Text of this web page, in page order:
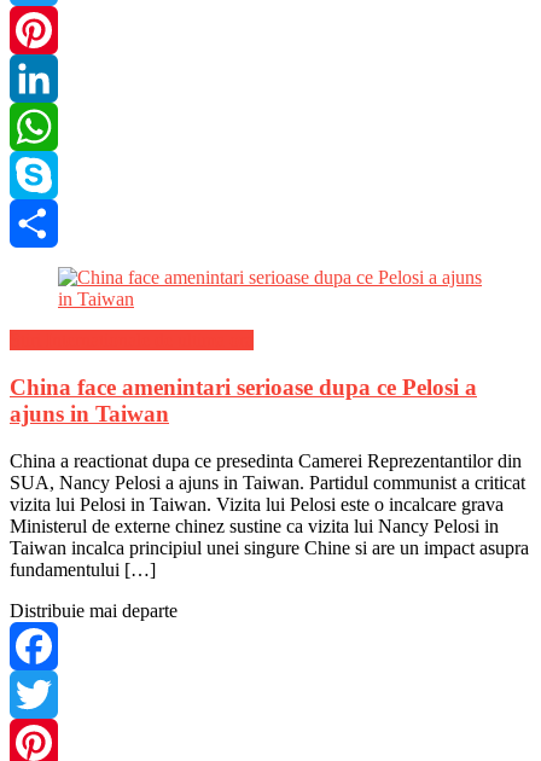
Twitter
Pinterest
LinkedIn
WhatsApp
Skype
China face amenintari serioase dupa ce Pelosi a
ajuns in Taiwan
China a reactionat dupa ce presedinta Camerei Reprezentantilor din
SUA, Nancy Pelosi a ajuns in Taiwan. Partidul communist a criticat
vizita lui Pelosi in Taiwan. Vizita lui Pelosi este o incalcare grava
Ministerul de externe chinez sustine ca vizita lui Nancy Pelosi in
Taiwan incalca principiul unei singure Chine si are un impact asupra
fundamentului […]
Distribuie mai departe
Facebook
Twitter